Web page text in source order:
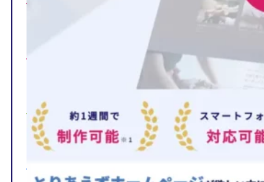
選ばれる理由